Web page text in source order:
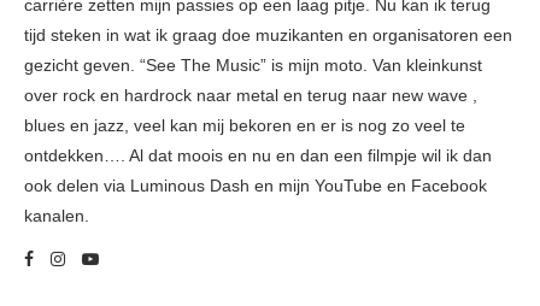
carrière zetten mijn passies op een laag pitje. Nu kan ik terug
tijd steken in wat ik graag doe muzikanten en organisatoren een
gezicht geven. “See The Music” is mijn moto. Van kleinkunst
over rock en hardrock naar metal en terug naar new wave ,
blues en jazz, veel kan mij bekoren en er is nog zo veel te
ontdekken…. Al dat moois en nu en dan een filmpje wil ik dan
ook delen via Luminous Dash en mijn YouTube en Facebook
kanalen.